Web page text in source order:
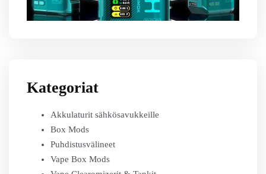
Kategoriat
Akkulaturit sähkösavukkeille
Box Mods
Puhdistusvälineet
Vape Box Mods